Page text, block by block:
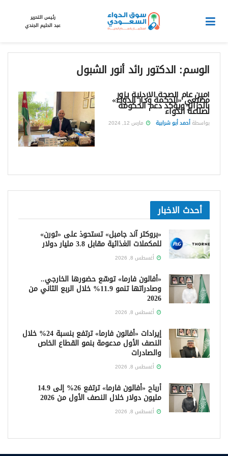
رئيس التحرير
عبد الحليم الجندي
الوسم: الدكتور رائد أنور الشبول
أمين عام الصحة الأردنية يزور
مصنعي «الحكمة ودار الدواء»
بالجزائر ويؤكد دعم الحكومة
لصناعة الدواء
بواسطةأحمد أبو شرابية مارس 12, 2024
أحدث الاخبار
«بروكتر آند جامبل» تستحوذ على «ثورن»
للمكملات الغذائية مقابل 3.8 مليار دولار
أغسطس 8, 2026
«أفالون فارما» توسّع حضورها الخارجي..
وصادراتها تنمو 11.9% خلال الربع الثاني من
2026
أغسطس 8, 2026
إيرادات «أفالون فارما» ترتفع بنسبة 24% خلال
النصف الأول مدعومة بنمو القطاع الخاص
والصادرات
أغسطس 8, 2026
أرباح «أفالون فارما» ترتفع 26% إلى 14.9
مليون دولار خلال النصف الأول من 2026
أغسطس 8, 2026